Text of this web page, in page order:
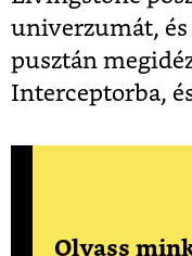
univerzumát, és
pusztán
Interceptorba,
Olvass